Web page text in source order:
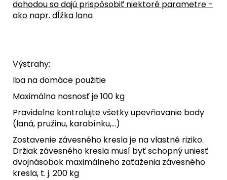
dohodou sa dajú prispôsobiť niektoré parametre -
ako napr. dĺžka lana
Výstrahy:
Iba na domáce použitie
Maximálna nosnosť je 100 kg
Pravidelne kontrolujte všetky upevňovanie body
(laná, pružinu, karabínku,...)
Zostavenie závesného kresla je na vlastné riziko.
Držiak závesného kresla musí byť schopný uniesť
dvojnásobok maximálneho zaťaženia závesného
kresla, t. j. 200 kg